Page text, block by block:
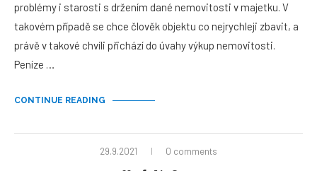
problémy i starosti s držením dané nemovitosti v majetku. V
takovém případě se chce člověk objektu co nejrychleji zbavit, a
právě v takové chvíli přichází do úvahy výkup nemovitosti.
Peníze …
CONTINUE READING
29.9.2021 0 comments